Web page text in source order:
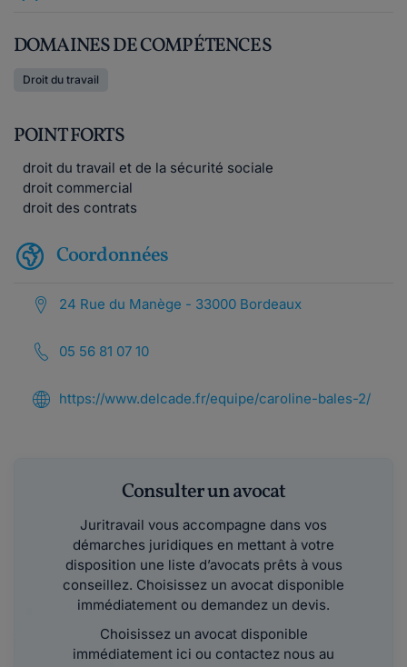
DOMAINES DE COMPÉTENCES
Droit du travail
POINT FORTS
droit du travail et de la sécurité sociale
droit commercial
droit des contrats
Coordonnées
24 Rue du Manège - 33000 Bordeaux
05 56 81 07 10
https://www.delcade.fr/equipe/caroline-bales-2/
Consulter un avocat
Juritravail vous accompagne dans vos
démarches juridiques en mettant à votre
disposition une liste d’avocats prêts à vous
conseillez. Choisissez un avocat disponible
immédiatement ou demandez un devis.
Choisissez un avocat disponible
immédiatement ici ou contactez nous au